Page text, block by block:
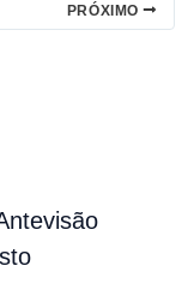
PRÓXIMO